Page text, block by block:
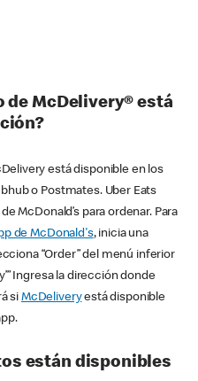
de McDelivery® está
está disponible en los
o Postmates. Uber Eats
McDonald’s para ordenar. Para
de McDonald's, inicia una
“Order” del menú inferior
Ingresa la dirección donde
si McDeliveryestá disponible
están disponibles